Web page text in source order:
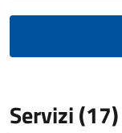
Servizi (17)